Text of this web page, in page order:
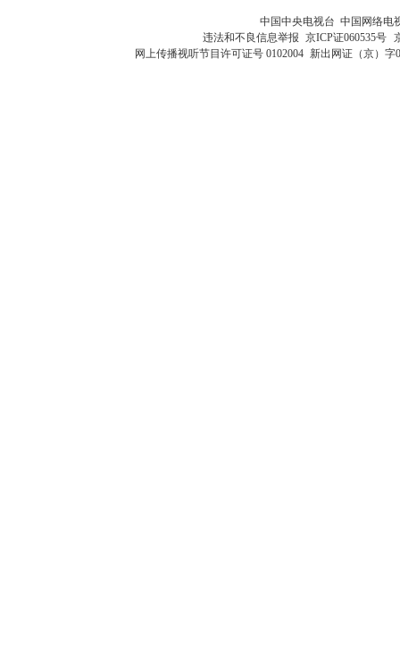
中国中央电视台 中国网络电
违法和不良信息举报 京ICP证060535号
网上传播视听节目许可证号 0102004 新出网证（京）